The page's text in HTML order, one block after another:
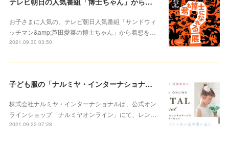
お子さまに人気の、テレビ朝日人気番組「サンドウィ
ッチマン&amp;芦田愛菜の博士ちゃん」から着想を…
2021.09.30 03:50
子ども服の「ナルミヤ・インターナショナル」大切な記念に洋服レンタルサービススタート
株式会社ナルミヤ・インターナショナルは、公式オン
ラインショップ「ナルミヤオンライン」にて、レン…
2021.09.22 07:28